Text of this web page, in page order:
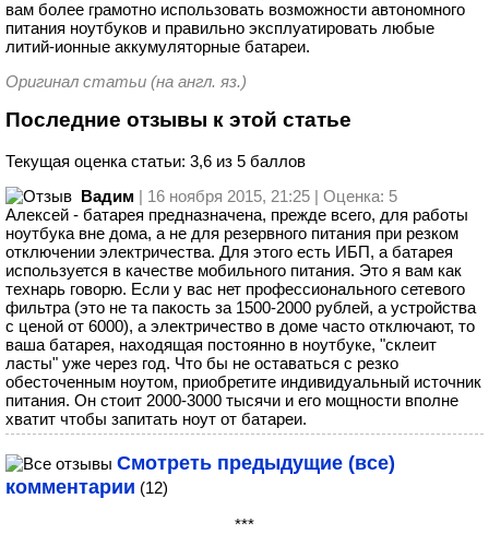
вам более грамотно использовать возможности автономного
питания ноутбуков и правильно эксплуатировать любые
литий-ионные аккумуляторные батареи.
Оригинал статьи (на англ. яз.)
Последние отзывы к этой статье
Текущая оценка статьи: 3,6 из 5 баллов
Вадим | 16 ноября 2015, 21:25 | Оценка: 5
Алексей - батарея предназначена, прежде всего, для работы
ноутбука вне дома, а не для резервного питания при резком
отключении электричества. Для этого есть ИБП, а батарея
используется в качестве мобильного питания. Это я вам как
технарь говорю. Если у вас нет профессионального сетевого
фильтра (это не та пакость за 1500-2000 рублей, а устройства
с ценой от 6000), а электричество в доме часто отключают, то
ваша батарея, находящая постоянно в ноутбуке, "склеит
ласты" уже через год. Что бы не оставаться с резко
обесточенным ноутом, приобретите индивидуальный источник
питания. Он стоит 2000-3000 тысячи и его мощности вполне
хватит чтобы запитать ноут от батареи.
Смотреть предыдущие (все)
комментарии (12)
***